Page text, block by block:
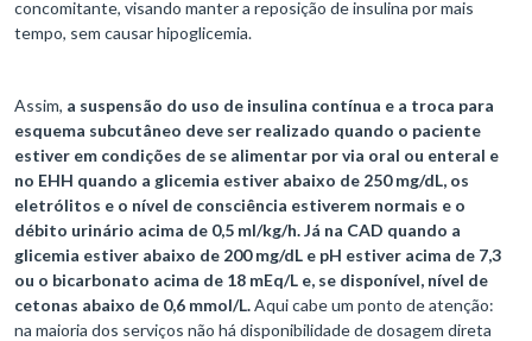
concomitante, visando manter a reposição de insulina por mais
tempo, sem causar hipoglicemia.
Assim, a suspensão do uso de insulina contínua e a troca para
esquema subcutâneo deve ser realizado quando o paciente
estiver em condições de se alimentar por via oral ou enteral e
no EHH quando a glicemia estiver abaixo de 250 mg/dL, os
eletrólitos e o nível de consciência estiverem normais e o
débito urinário acima de 0,5 ml/kg/h. Já na CAD quando a
glicemia estiver abaixo de 200 mg/dL e pH estiver acima de 7,3
ou o bicarbonato acima de 18 mEq/L e, se disponível, nível de
cetonas abaixo de 0,6 mmol/L.Aqui cabe um ponto de atenção:
na maioria dos serviços não há disponibilidade de dosagem direta